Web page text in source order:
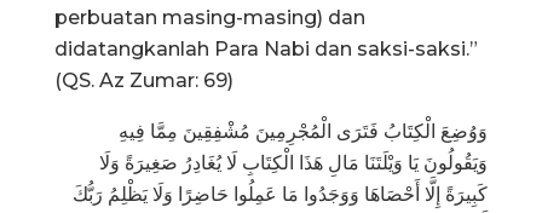
perbuatan masing-masing) dan
didatangkanlah Para Nabi dan saksi-saksi.”
(QS. Az Zumar: 69)
وَوُضِعَ الْكِتَابُ فَتَرَى الْمُجْرِمِينَ مُشْفِقِينَ مِمَّا فِيهِ
وَيَقُولُونَ يَا وَيْلَتَنَا مَالِ هَذَا الْكِتَابِ لَا يُغَادِرُ صَغِيرَةً وَلَا
كَبِيرَةً إِلَّا أَحْصَاهَا وَوَجَدُوا مَا عَمِلُوا حَاضِرًا وَلَا يَظْلِمُ رَبُّكَ